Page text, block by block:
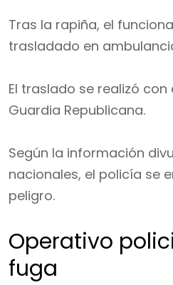
Tras la rapiña, el
trasladado en
El traslado se realizó
Guardia Republicana.
Según la información
nacionales, el policía se
peligro.
Operativo
fuga